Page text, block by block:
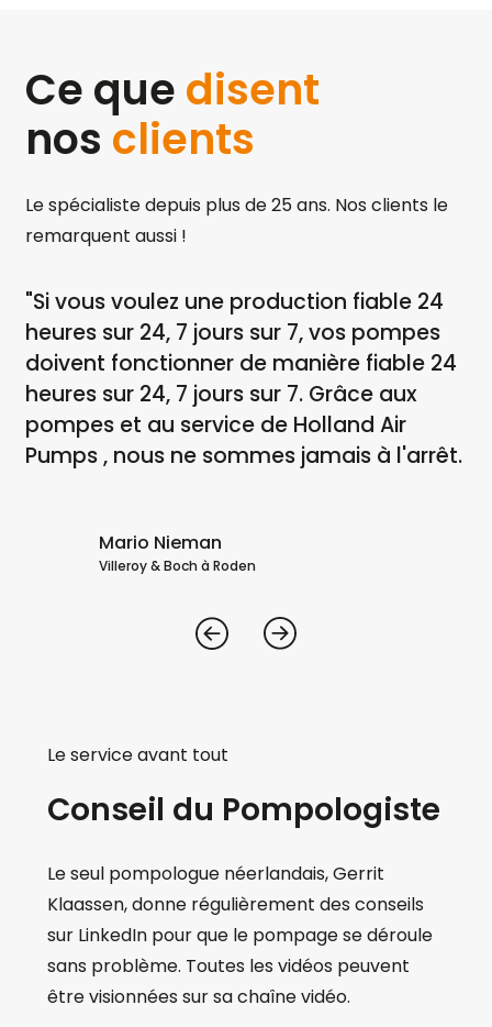
Ce que disent
nos clients
Le spécialiste depuis plus de 25 ans. Nos clients le
remarquent aussi !
"Si vous voulez une production fiable 24
heures sur 24, 7 jours sur 7, vos pompes
doivent fonctionner de manière fiable 24
heures sur 24, 7 jours sur 7. Grâce aux
pompes et au service de Holland Air
Pumps , nous ne sommes jamais à l'arrêt.
Mario Nieman
Villeroy & Boch à Roden
Le service avant tout
Conseil du Pompologiste
Le seul pompologue néerlandais, Gerrit
Klaassen, donne régulièrement des conseils
sur LinkedIn pour que le pompage se déroule
sans problème. Toutes les vidéos peuvent
être visionnées sur sa chaîne vidéo.